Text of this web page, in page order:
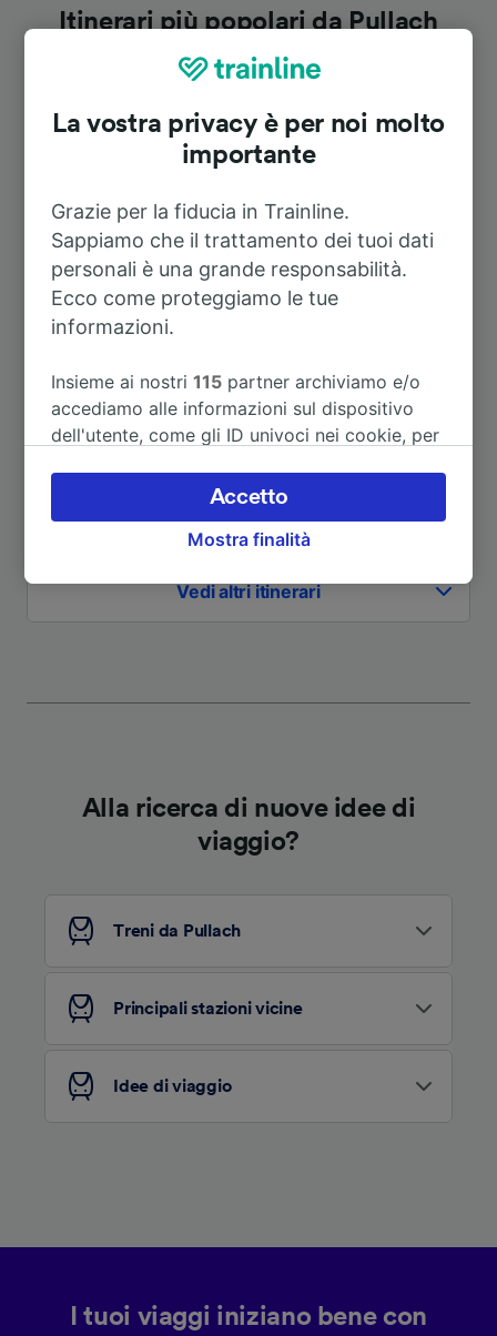
Itinerari più popolari da Pullach
A Garmisch-Partenkirchen 1h 37m
A Riccione
centrale)
A Francoforte sul meno (stazione
3h 51m
A Günzburg 1h 31m
Vedi altri itinerari
Alla ricerca di nuove idee di
viaggio?
Treni da Pullach
Principali stazioni vicine
Idee di viaggio
I tuoi viaggi iniziano bene con
La vostra privacy è per noi molto
importante
Grazie per la fiducia in Trainline.
Sappiamo che il trattamento dei tuoi dati
personali è una grande responsabilità.
Ecco come proteggiamo le tue
informazioni.
Insieme ai nostri115 partner archiviamo e/o
accediamo alle informazioni sul dispositivo
dell'utente, come gli ID univoci nei cookie, per
accettare o gestire le proprie scelte facendo
clic di seguito, tra cui il proprio diritto di
opporsi sulla base di un interesse legittimo o
dell'informativa sulla privacy. Queste scelte
verranno segnalate ai nostri partner e non
tracciamento se non ci hai fornito il consenso
fornire:
Utilizzare dati di geolocalizzazione precisi.
Scansione attiva delle caratteristiche del
Archiviare informazioni su dispositivo e/o
accedervi. Pubblicità e contenuti
personalizzati, misurazione delle prestazioni
pubblico, sviluppo di servizi.
Elenco dei partner (fornitori)
Mostra finalità
Accetto